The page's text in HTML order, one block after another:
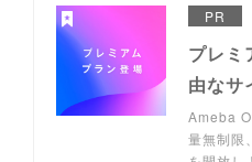
PR
プレミ
由なサ
Ameba
量無制限